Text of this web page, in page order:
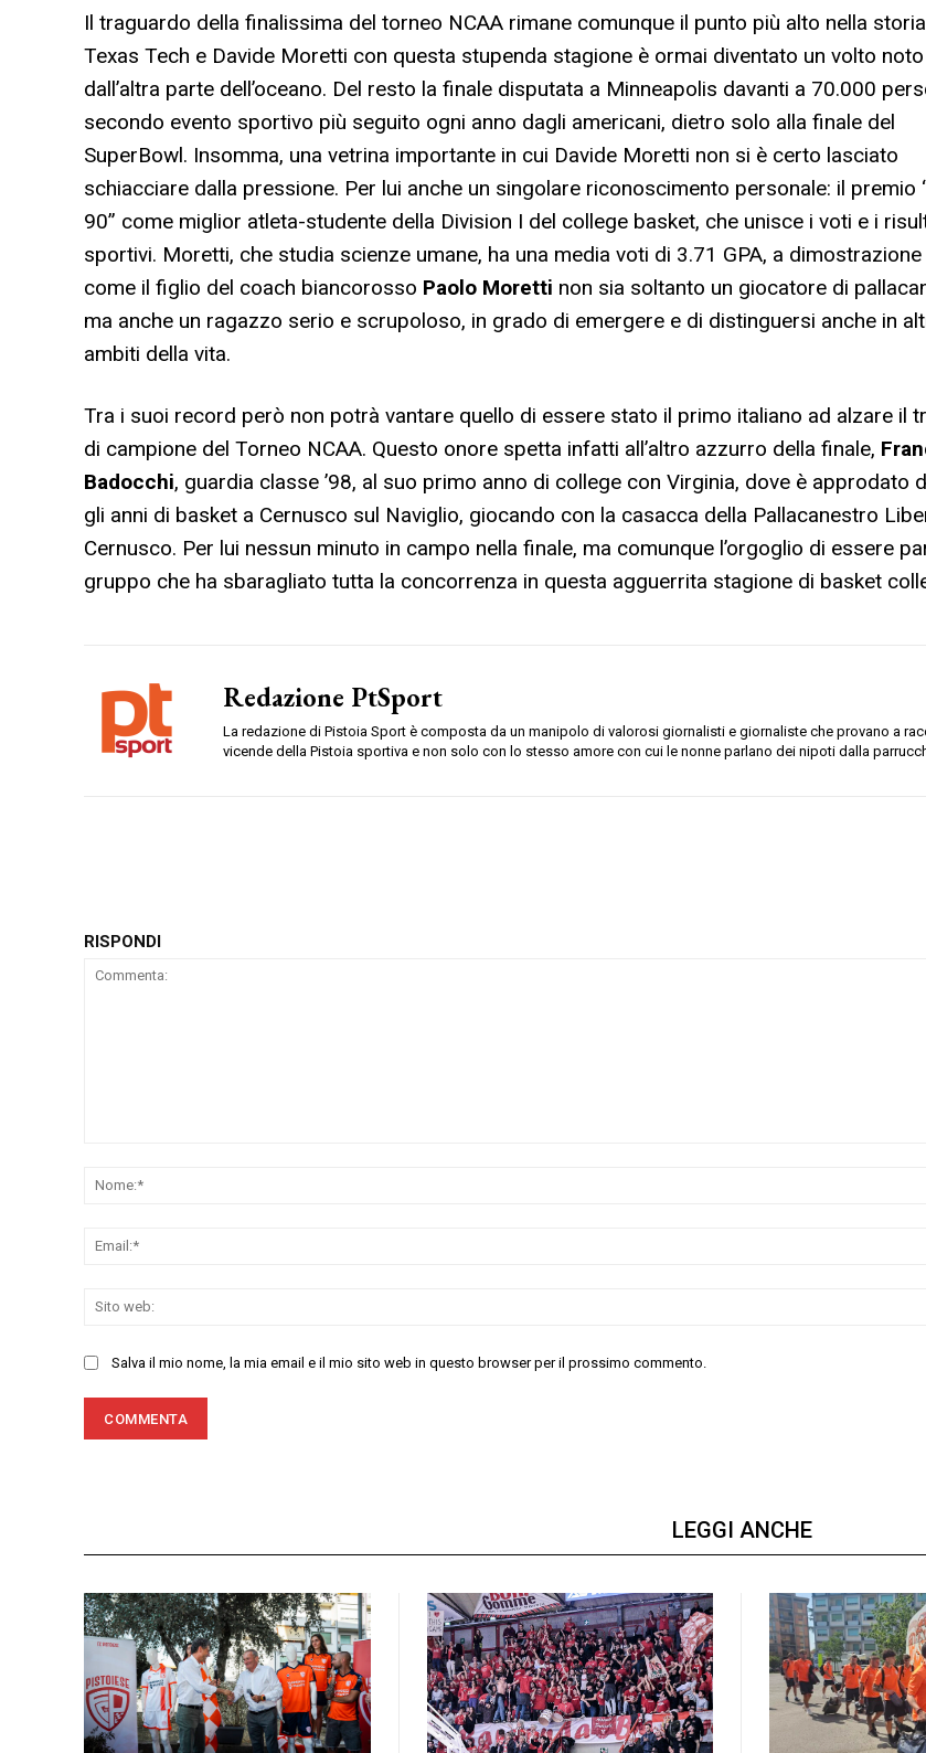
Il traguardo della finalissima del torneo NCAA rimane comunque il punto più alto nella
Texas Tech e Davide Moretti con questa stupenda stagione è ormai diventato un volto
dall’altra parte dell’oceano. Del resto la finale disputata a Minneapolis davanti a 70.000
secondo evento sportivo più seguito ogni anno dagli americani, dietro solo alla finale del
SuperBowl. Insomma, una vetrina importante in cui Davide Moretti non si è certo lasciato
schiacciare dalla pressione. Per lui anche un singolare riconoscimento personale: il premio
90” come miglior atleta-studente della Division I del college basket, che unisce i voti e i
sportivi. Moretti, che studia scienze umane, ha una media voti di 3.71 GPA, a dimostrazione
come il figlio del coach biancorosso Paolo Moretti non sia soltanto un giocatore di
ma anche un ragazzo serio e scrupoloso, in grado di emergere e di distinguersi anche in
ambiti della vita.
Tra i suoi record però non potrà vantare quello di essere stato il primo italiano ad alzare il
di campione del Torneo NCAA. Questo onore spetta infatti all’altro azzurro della finale,
Badocchi, guardia classe ’98, al suo primo anno di college con Virginia, dove è approdato
gli anni di basket a Cernusco sul Naviglio, giocando con la casacca della Pallacanestro
Cernusco. Per lui nessun minuto in campo nella finale, ma comunque l’orgoglio di essere
gruppo che ha sbaragliato tutta la concorrenza in questa agguerrita stagione di basket
Redazione PtSport
La redazione di Pistoia Sport è composta da un manipolo di valorosi giornalisti e giornaliste che provano a
vicende della Pistoia sportiva e non solo con lo stesso amore con cui le nonne parlano dei nipoti dalla
RISPONDI
Salva il mio nome, la mia email e il mio sito web in questo browser per il prossimo commento.
LEGGI ANCHE